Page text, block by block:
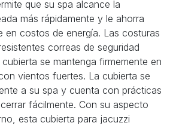
que su spa alcance la
más rápidamente y le ahorra
en costos de energía. Las costuras
correas de seguridad
se mantenga firmemente en
vientos fuertes. La cubierta se
a su spa y cuenta con prácticas
fácilmente. Con su aspecto
esta cubierta para jacuzzi